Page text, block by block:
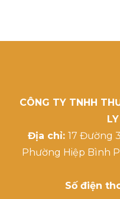
CÔNG TY TNHH
Địa chỉ: 17 Đường
Phường Hiệp Bình
Số điện